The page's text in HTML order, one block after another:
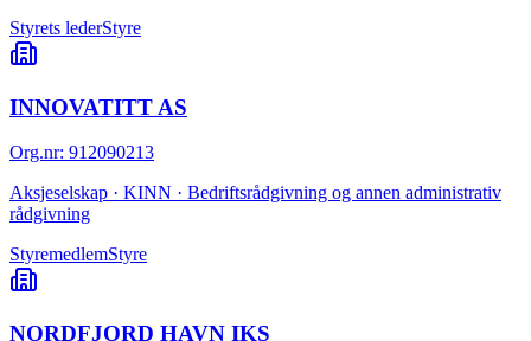
Styrets lederStyre
INNOVATITT AS
Org.nr: 912090213
Aksjeselskap · KINN · Bedriftsrådgivning og annen administrativ
rådgivning
StyremedlemStyre
NORDFJORD HAVN IKS